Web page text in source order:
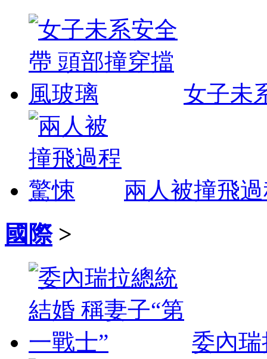
女子未
兩人被撞飛
國際>
委內瑞